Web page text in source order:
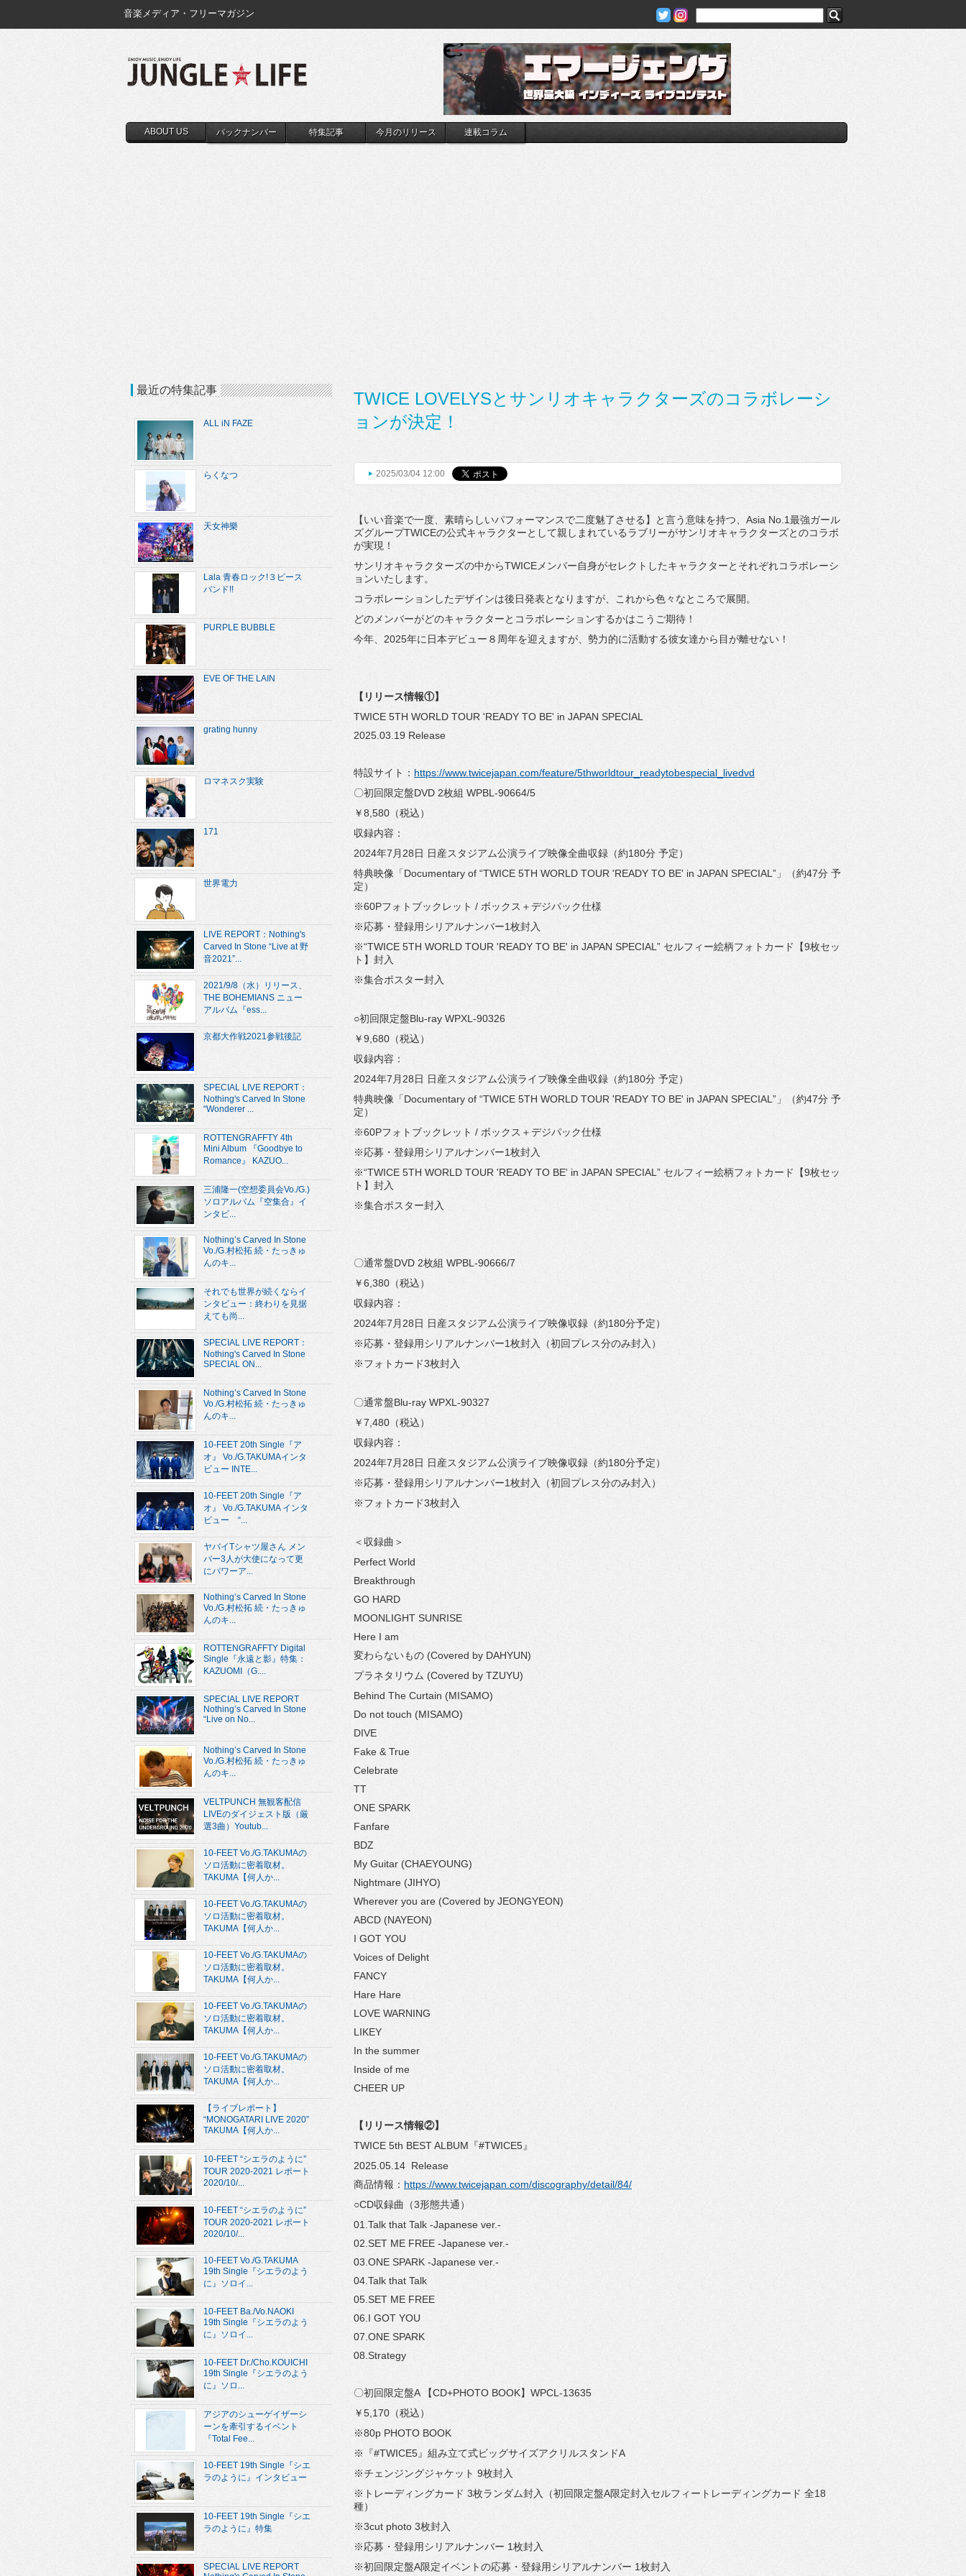
音楽メディア・フリーマガジン
ABOUT US バックナンバー 特集記事 今月のリリース 連載コラム
TWICE LOVELYSとサンリオキャラクターズのコラボレーシ
ョンが決定！
2025/03/04 12:00
【いい音楽で一度、素晴らしいパフォーマンスで二度魅了させる】と言う意味を持つ、Asia No.1最強ガール
ズグループTWICEの公式キャラクターとして親しまれているラブリーがサンリオキャラクターズとのコラボ
が実現！
サンリオキャラクターズの中からTWICEメンバー自身がセレクトしたキャラクターとそれぞれコラボレーシ
ョンいたします。
コラボレーションしたデザインは後日発表となりますが、これから色々なところで展開。
どのメンバーがどのキャラクターとコラボレーションするかはこうご期待！
今年、2025年に日本デビュー８周年を迎えますが、勢力的に活動する彼女達から目が離せない！
【リリース情報①】
TWICE 5TH WORLD TOUR 'READY TO BE' in JAPAN SPECIAL
2025.03.19 Release
特設サイト： https://www.twicejapan.com/feature/5thworldtour_readytobespecial_livedvd
〇初回限定盤DVD 2枚組 WPBL-90664/5
￥8,580（税込）
収録内容：
2024年7月28日 日産スタジアム公演ライブ映像全曲収録（約180分 予定）
特典映像「Documentary of “TWICE 5TH WORLD TOUR 'READY TO BE' in JAPAN SPECIAL”」（約47分 予
定）
※60Pフォトブックレット / ボックス＋デジパック仕様
※応募・登録用シリアルナンバー1枚封入
※“TWICE 5TH WORLD TOUR 'READY TO BE' in JAPAN SPECIAL” セルフィー絵柄フォトカード【9枚セッ
ト】封入
※集合ポスター封入
○初回限定盤Blu-ray WPXL-90326
￥9,680（税込）
収録内容：
2024年7月28日 日産スタジアム公演ライブ映像全曲収録（約180分 予定）
特典映像「Documentary of “TWICE 5TH WORLD TOUR 'READY TO BE' in JAPAN SPECIAL”」（約47分 予
定）
※60Pフォトブックレット / ボックス＋デジパック仕様
※応募・登録用シリアルナンバー1枚封入
※“TWICE 5TH WORLD TOUR 'READY TO BE' in JAPAN SPECIAL” セルフィー絵柄フォトカード【9枚セッ
ト】封入
※集合ポスター封入
〇通常盤DVD 2枚組 WPBL-90666/7
￥6,380（税込）
収録内容：
2024年7月28日 日産スタジアム公演ライブ映像収録（約180分予定）
※応募・登録用シリアルナンバー1枚封入（初回プレス分のみ封入）
※フォトカード3枚封入
〇通常盤Blu-ray WPXL-90327
￥7,480（税込）
収録内容：
2024年7月28日 日産スタジアム公演ライブ映像収録（約180分予定）
※応募・登録用シリアルナンバー1枚封入（初回プレス分のみ封入）
※フォトカード3枚封入
＜収録曲＞
Perfect World
Breakthrough
GO HARD
MOONLIGHT SUNRISE
Here I am
変わらないもの (Covered by DAHYUN)
プラネタリウム (Covered by TZUYU)
Behind The Curtain (MISAMO)
Do not touch (MISAMO)
DIVE
Fake & True
Celebrate
TT
ONE SPARK
Fanfare
BDZ
My Guitar (CHAEYOUNG)
Nightmare (JIHYO)
Wherever you are (Covered by JEONGYEON)
ABCD (NAYEON)
I GOT YOU
Voices of Delight
FANCY
Hare Hare
LOVE WARNING
LIKEY
In the summer
Inside of me
CHEER UP
【リリース情報②】
TWICE 5th BEST ALBUM『#TWICE5』
2025.05.14 Release
商品情報： https://www.twicejapan.com/discography/detail/84/
○CD収録曲（3形態共通）
01.Talk that Talk -Japanese ver.-
02.SET ME FREE -Japanese ver.-
03.ONE SPARK -Japanese ver.-
04.Talk that Talk
05.SET ME FREE
06.I GOT YOU
07.ONE SPARK
08.Strategy
〇初回限定盤A 【CD+PHOTO BOOK】WPCL-13635
￥5,170（税込）
※80p PHOTO BOOK
※『#TWICE5』組み立て式ビッグサイズアクリルスタンドA
※チェンジングジャケット 9枚封入
※トレーディングカード 3枚ランダム封入（初回限定盤A限定封入セルフィートレーディングカード 全18
種）
※3cut photo 3枚封入
※応募・登録用シリアルナンバー 1枚封入
※初回限定盤A限定イベントの応募・登録用シリアルナンバー 1枚封入
最近の特集記事
ALL iN FAZE
らくなつ
天女神樂
Lala 青春ロック!３ピース
バンド!!
PURPLE BUBBLE
EVE OF THE LAIN
grating hunny
ロマネスク実験
171
世界電力
LIVE REPORT：Nothing's
Carved In Stone “Live at 野
音2021”...
2021/9/8（水）リリース、
THE BOHEMIANS ニュー
アルバム『ess...
京都大作戦2021参戦後記
SPECIAL LIVE REPORT：
Nothing's Carved In Stone
“Wonderer ...
ROTTENGRAFFTY 4th
Mini Album 『Goodbye to
Romance』 KAZUO...
三浦隆一(空想委員会Vo./G.)
ソロアルバム『空集合』イ
ンタビ...
Nothing’s Carved In Stone
Vo./G.村松拓 続・たっきゅ
んのキ...
それでも世界が続くならイ
ンタビュー：終わりを見据
えても尚...
SPECIAL LIVE REPORT：
Nothing's Carved In Stone
SPECIAL ON...
Nothing’s Carved In Stone
Vo./G.村松拓 続・たっきゅ
んのキ...
10-FEET 20th Single『ア
オ』 Vo./G.TAKUMAインタ
ビュー INTE...
10-FEET 20th Single『ア
オ』 Vo./G.TAKUMA インタ
ビュー “...
ヤバイTシャツ屋さん メン
バー3人が大使になって更
にパワーア...
Nothing’s Carved In Stone
Vo./G.村松拓 続・たっきゅ
んのキ...
ROTTENGRAFFTY Digital
Single『永遠と影』特集：
KAZUOMI（G....
SPECIAL LIVE REPORT
Nothing’s Carved In Stone
“Live on No...
Nothing’s Carved In Stone
Vo./G.村松拓 続・たっきゅ
んのキ...
VELTPUNCH 無観客配信
LIVEのダイジェスト版（厳
選3曲）Youtub...
10-FEET Vo./G.TAKUMAの
ソロ活動に密着取材。
TAKUMA【何人か...
10-FEET Vo./G.TAKUMAの
ソロ活動に密着取材。
TAKUMA【何人か...
10-FEET Vo./G.TAKUMAの
ソロ活動に密着取材。
TAKUMA【何人か...
10-FEET Vo./G.TAKUMAの
ソロ活動に密着取材。
TAKUMA【何人か...
10-FEET Vo./G.TAKUMAの
ソロ活動に密着取材。
TAKUMA【何人か...
【ライブレポート】
“MONOGATARI LIVE 2020”
TAKUMA【何人か...
10-FEET “シエラのように”
TOUR 2020-2021 レポート
2020/10/...
10-FEET “シエラのように”
TOUR 2020-2021 レポート
2020/10/...
10-FEET Vo./G.TAKUMA
19th Single『シエラのよう
に』ソロイ...
10-FEET Ba./Vo.NAOKI
19th Single『シエラのよう
に』ソロイ...
10-FEET Dr./Cho.KOUICHI
19th Single『シエラのよう
に』ソロ...
アジアのシューゲイザーシ
ーンを牽引するイベント
『Total Fee...
10-FEET 19th Single『シエ
ラのように』インタビュー
10-FEET 19th Single『シエ
ラのように』特集
SPECIAL LIVE REPORT